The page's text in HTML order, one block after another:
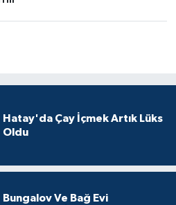
Hatay'da Çay İçmek Artık Lüks
Oldu
Bungalov Ve Bağ Evi